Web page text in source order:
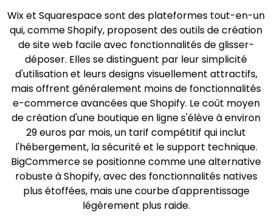
Wix et Squarespace sont des plateformes tout-en-un
qui, comme Shopify, proposent des outils de création
de site web facile avec fonctionnalités de glisser-
déposer. Elles se distinguent par leur simplicité
d'utilisation et leurs designs visuellement attractifs,
mais offrent généralement moins de fonctionnalités
e-commerce avancées que Shopify. Le coût moyen
de création d'une boutique en ligne s'élève à environ
29 euros par mois, un tarif compétitif qui inclut
l'hébergement, la sécurité et le support technique.
BigCommerce se positionne comme une alternative
robuste à Shopify, avec des fonctionnalités natives
plus étoffées, mais une courbe d'apprentissage
légèrement plus raide.